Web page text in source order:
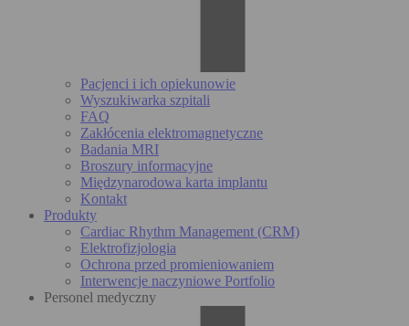
Pacjenci i ich opiekunowie
Wyszukiwarka szpitali
FAQ
Zakłócenia elektromagnetyczne
Badania MRI
Broszury informacyjne
Międzynarodowa karta implantu
Kontakt
Produkty
Cardiac Rhythm Management (CRM)
Elektrofizjologia
Ochrona przed promieniowaniem
Interwencje naczyniowe Portfolio
Personel medyczny